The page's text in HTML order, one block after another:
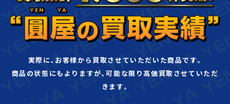
実際に､お客様から買取させていただいた商品です｡
商品の状態にもよりますが､可能な限り高価買取させていただ
きます｡